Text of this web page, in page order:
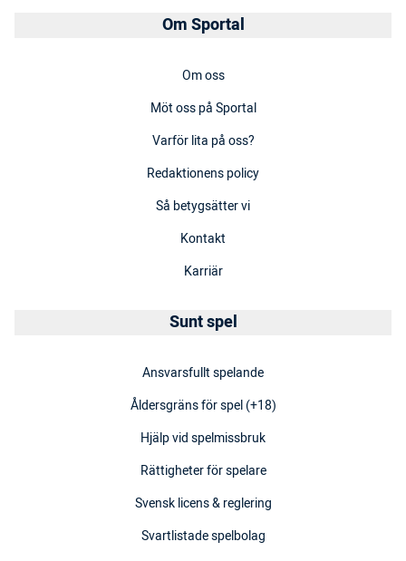
Om Sportal
Om oss
Möt oss på Sportal
Varför lita på oss?
Redaktionens policy
Så betygsätter vi
Kontakt
Karriär
Sunt spel
Ansvarsfullt spelande
Åldersgräns för spel (+18)
Hjälp vid spelmissbruk
Rättigheter för spelare
Svensk licens & reglering
Svartlistade spelbolag